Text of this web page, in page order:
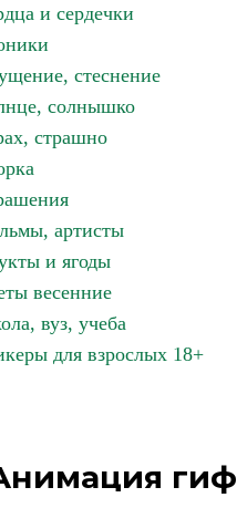
и сердечки
стеснение
солнышко
страшно
артисты
и ягоды
весенние
вуз, учеба
для взрослых 18+
гиф